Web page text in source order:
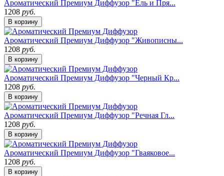
Ароматический Премиум Диффузор "Ель и Пря...
1208 руб.
В корзину
Ароматический Премиум Диффузор "Живописны...
1208 руб.
В корзину
Ароматический Премиум Диффузор "Черный Кр...
1208 руб.
В корзину
Ароматический Премиум Диффузор "Речная Гл...
1208 руб.
В корзину
Ароматический Премиум Диффузор "Гваяковое...
1208 руб.
В корзину